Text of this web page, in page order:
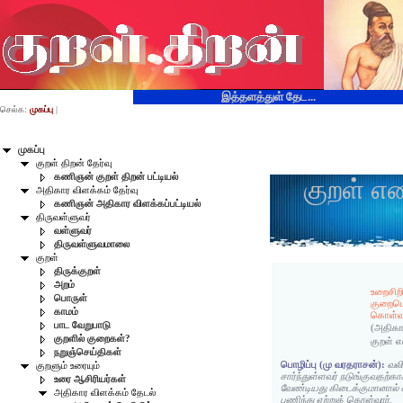
இத்தளத்துள் தேட...
முகப்பு
குறள் திறன் தேர்வு
கணிஞன் குறள் திறன் பட்டியல்
அதிகார விளக்கம் தேர்வு
கணிஞன் அதிகார விளக்கப்பட்டியல்
திருவள்ளுவர்
வள்ளுவர்
திருவள்ளுவமாலை
குறள்
திருக்குறள்
அறம்
பொருள்
காமம்
பாட வேறுபாடு
குறளில் குறைகள்?
நறுஞ்செய்திகள்
குறளும் உரையும்
உரை ஆசிரியர்கள்
அதிகார விளக்கம் தேடல்
செல்க: முகப்பு |
குறள்
கொள்வர்
குறள்
பொழிப்பு (மு வரதராசன்):
சார்ந்துள்ளவர்
வேண்டியது
பணிந்து ஏற்றுக் கொள்வார்.